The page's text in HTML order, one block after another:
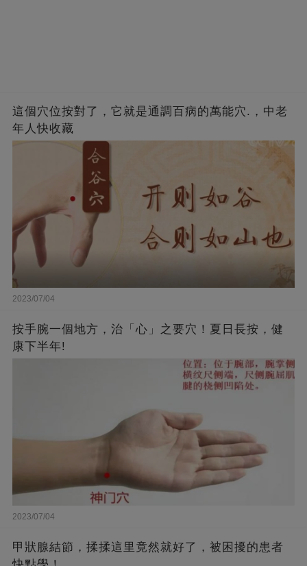
這個穴位按對了，它就是通調百病的萬能穴.，中老
年人快收藏
2023/07/04
按手腕一個地方，治「心」之要穴！夏日長按，健
康下半年!
2023/07/04
甲狀腺結節，揉揉這里竟然就好了，被困擾的患者